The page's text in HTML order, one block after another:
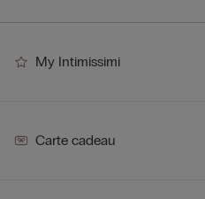
My Intimissimi
Carte cadeau